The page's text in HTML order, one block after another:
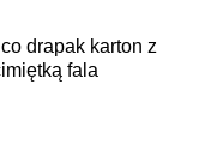
fala